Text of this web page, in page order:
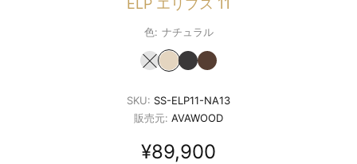
ELP エリプス 11
色: ナチュラル
SKU: SS-ELP11-NA13
販売元: AVAWOOD
¥89,900